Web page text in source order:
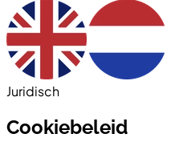
Juridisch
Cookiebeleid